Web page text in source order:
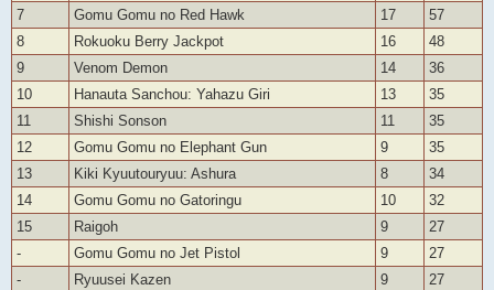
7
Gomu Gomu no Red Hawk 17
57
8
Rokuoku Berry Jackpot 16
48
9
Venom Demon 14
36
10
Hanauta Sanchou: Yahazu Giri 13
35
11
Shishi Sonson 11
35
12
Gomu Gomu no Elephant Gun 9
35
13
Kiki Kyuutouryuu: Ashura 8
34
14
Gomu Gomu no Gatoringu 10
32
15
Raigoh 9
27
-
Gomu Gomu no Jet Pistol 9
27
-
Ryuusei Kazen 9
27